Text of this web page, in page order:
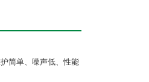
简单、噪声低、性能